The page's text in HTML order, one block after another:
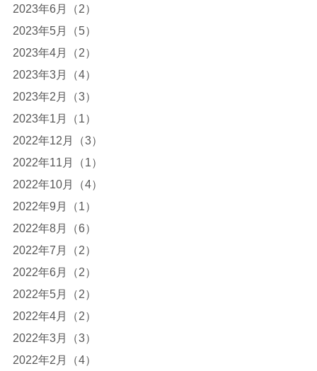
2023年6月（2）
2023年5月（5）
2023年4月（2）
2023年3月（4）
2023年2月（3）
2023年1月（1）
2022年12月（3）
2022年11月（1）
2022年10月（4）
2022年9月（1）
2022年8月（6）
2022年7月（2）
2022年6月（2）
2022年5月（2）
2022年4月（2）
2022年3月（3）
2022年2月（4）